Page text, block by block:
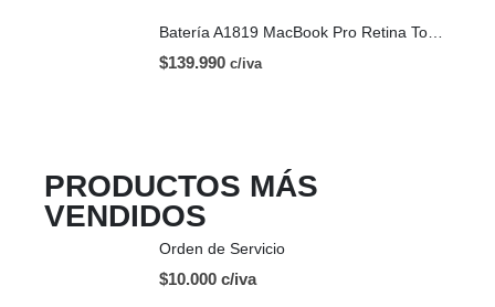
$139.990 c/iva
PRODUCTOS MÁS
VENDIDOS
Orden de Servicio
$10.000 c/iva